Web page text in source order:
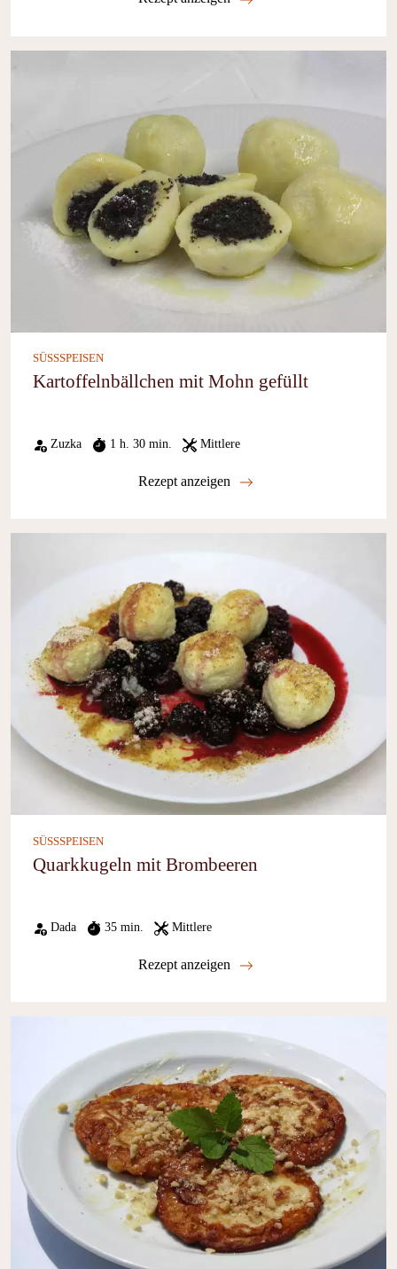
SÜSSSPEISEN
Kartoffelnbällchen mit Mohn gefüllt
Zuzka 1 h. 30 min. Mittlere
Rezept anzeigen
SÜSSSPEISEN
Quarkkugeln mit Brombeeren
Dada 35 min. Mittlere
Rezept anzeigen